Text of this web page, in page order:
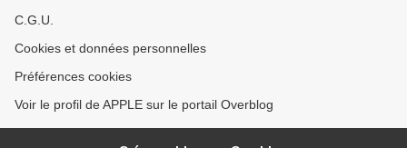
C.G.U.
Cookies et données personnelles
Préférences cookies
Voir le profil de APPLE sur le portail Overblog